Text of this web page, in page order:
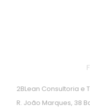
2BLean Consultoria e
R. João Marques, 38